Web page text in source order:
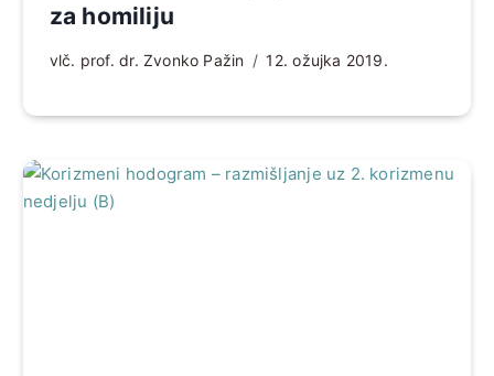
za homiliju
vlč. prof. dr. Zvonko Pažin 12. ožujka 2019.